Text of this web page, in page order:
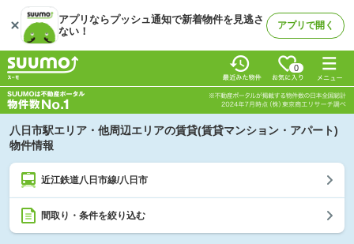
アプリならプッシュ通知で新着物件を見逃さ
ない！
アプリで開く
0
八日市駅エリア・他周辺エリアの賃貸(賃貸マンション・アパート)
物件情報
近江鉄道八日市線/八日市
間取り・条件を絞り込む